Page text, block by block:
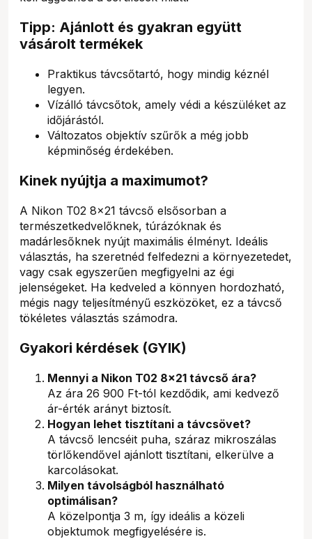
Tipp: Ajánlott és gyakran együtt
vásárolt termékek
Praktikus távcsőtartó, hogy mindig kéznél
legyen.
Vízálló távcsőtok, amely védi a készüléket az
időjárástól.
Változatos objektív szűrők a még jobb
képminőség érdekében.
Kinek nyújtja a maximumot?
A Nikon T02 8x21 távcső elsősorban a
természetkedvelőknek, túrázóknak és
madárlesőknek nyújt maximális élményt. Ideális
választás, ha szeretnéd felfedezni a környezetedet,
vagy csak egyszerűen megfigyelni az égi
jelenségeket. Ha kedveled a könnyen hordozható,
mégis nagy teljesítményű eszközöket, ez a távcső
tökéletes választás számodra.
Gyakori kérdések (GYIK)
Mennyi a Nikon T02 8x21 távcső ára?
Az ára 26 900 Ft-tól kezdődik, ami kedvező
ár-érték arányt biztosít.
Hogyan lehet tisztítani a távcsövet?
A távcső lencséit puha, száraz mikroszálas
törlőkendővel ajánlott tisztítani, elkerülve a
karcolásokat.
Milyen távolságból használható
optimálisan?
A közelpontja 3 m, így ideális a közeli
objektumok megfigyelésére is.